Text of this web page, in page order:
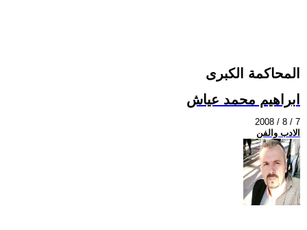
المحاكمة الكبرى
ابراهيم محمد عياش
2008 / 8 / 7
الادب والفن